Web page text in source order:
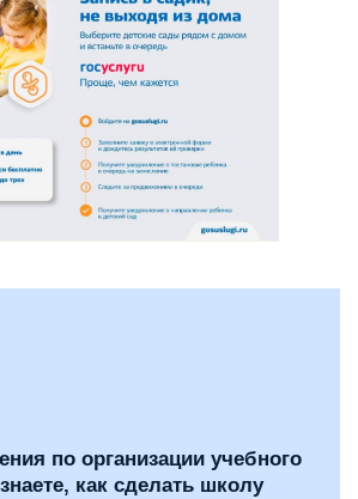
по организации учебного
как сделать школу